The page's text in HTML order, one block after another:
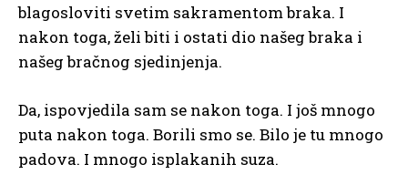
blagosloviti svetim sakramentom braka. I
nakon toga, želi biti i ostati dio našeg braka i
našeg bračnog sjedinjenja.
Da, ispovjedila sam se nakon toga. I još mnogo
puta nakon toga. Borili smo se. Bilo je tu mnogo
padova. I mnogo isplakanih suza.